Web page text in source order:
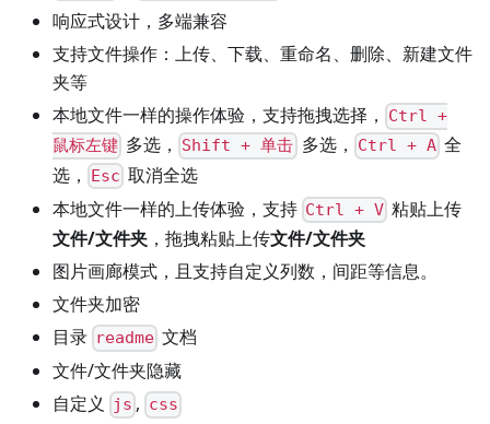
响应式设计，多端兼容
支持文件操作：上传、下载、重命名、删除、新建文件
夹等
本地文件一样的操作体验，支持拖拽选择，
Ctrl +
鼠标左键 多选， Shift + 单击多选， Ctrl + A全
选，
Esc 取消全选
本地文件一样的上传体验，支持 Ctrl + V 粘贴上传
文件/文件夹 ，拖拽粘贴上传文件/文件夹
图片画廊模式，且支持自定义列数，间距等信息。
文件夹加密
目录 readme 文档
文件/文件夹隐藏
自定义
js , css